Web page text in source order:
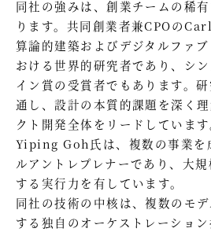
同社の強みは、創業チームの稀
ります。共同創業者兼CPOの
算論的建築およびデジタルファ
おける世界的研究者であり、シ
イン賞の受賞者でもあります。
通し、設計の本質的課題を深く
クト開発全体をリードしていま
Yiping Goh氏は、複数の事業を
ルアントレプレナーであり、大
する実行力を有しています。
同社の技術の中核は、複数のモ
する独自のオーケストレーショ